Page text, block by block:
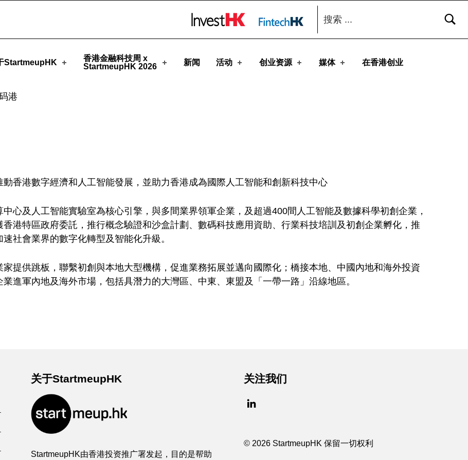
StartmeupHK
香港金融科技周 x
StartmeupHK 2026
新闻 活动 创业资源 媒体 在香港创业
搜索：
港
香港數字經濟和人工智能發展，並助力香港成為國際人工智能和創新科技中心
心及人工智能實驗室為核心引擎，與多間業界領軍企業，及超過400間人工智能及數據科學初創企業，
港特區政府委託，推行概念驗證和沙盒計劃、數碼科技應用資助、行業科技培訓及初創企業孵化，推
社會業界的數字化轉型及智能化升級。
提供跳板，聯繫初創與本地大型機構，促進業務拓展並邁向國際化；橋接本地、中國內地和海外投資
進軍內地及海外市場，包括具潛力的大灣區、中東、東盟及「一帶一路」沿線地區。
关于StartmeupHK
StartmeupHK由香港投资推广署发起，目的是帮助
关注我们
© 2026 StartmeupHK 保留一切权利